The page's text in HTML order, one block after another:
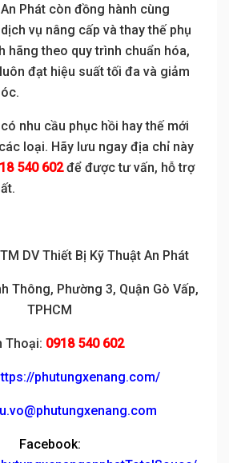
Phát còn đồng hành cùng
vụ nâng cấp và thay thế phụ
hãng theo quy trình chuẩn hóa,
đạt hiệu suất tối đa và giảm
nhu cầu phục hồi hay thế mới
loại. Hãy lưu ngay địa chỉ này
540 602để được tư vấn, hỗ trợ
DV Thiết Bị Kỹ Thuật An Phát
Thông, Phường 3, Quận Gò Vấp,
TPHCM
Thoại: 0918 540 602
phutungxenang.com/
Facebook: